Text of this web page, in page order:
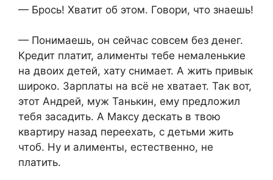
— Брось! Хватит об этом. Говори, что знаешь!
— Понимаешь, он сейчас совсем без денег.
Кредит платит, алименты тебе немаленькие
на двоих детей, хату снимает. А жить привык
широко. Зарплаты на всё не хватает. Так вот,
этот Андрей, муж Танькин, ему предложил
тебя засадить. А Максу дескать в твою
квартиру назад переехать, с детьми жить
чтоб. Ну и алименты, естественно, не
платить.